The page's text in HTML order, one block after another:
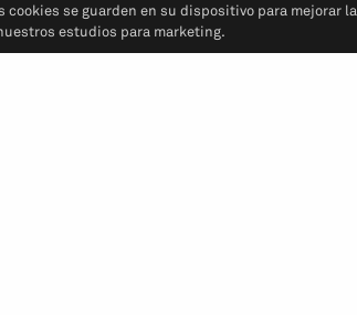
cookies se guarden en su dispositivo para mejorar la
estudios para marketing.